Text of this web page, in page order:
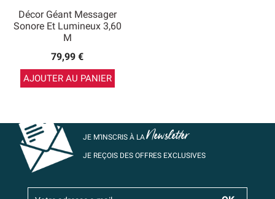
Décor Géant Messager
Sonore Et Lumineux 3,60
M
79,99 €
AJOUTER AU PANIER
JE M’INSCRIS À LANewsletter
JE REÇOIS DES OFFRES EXCLUSIVES